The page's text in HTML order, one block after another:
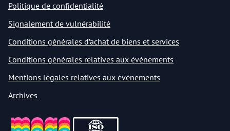
Politique de confidentialité
Signalement de vulnérabilité
Conditions générales d’achat de biens et services
Conditions générales relatives aux événements
Mentions légales relatives aux événements
Archives